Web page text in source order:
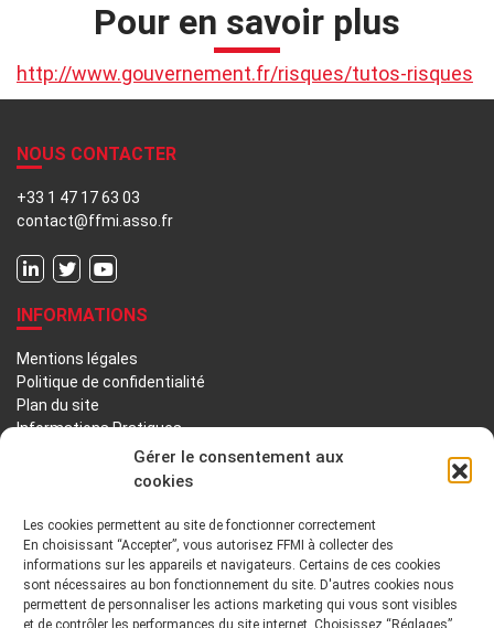
Gérer le consentement aux
cookies
Les cookies permettent au site de fonctionner correctement
En choisissant “Accepter”, vous autorisez FFMI à collecter des
informations sur les appareils et navigateurs. Certains de ces cookies
sont nécessaires au bon fonctionnement du site. D'autres cookies nous
permettent de personnaliser les actions marketing qui vous sont visibles
et de contrôler les performances du site internet. Choisissez “Réglages”
Pour en savoir plus
http://www.gouvernement.fr/risques/tutos-risques
NOUS CONTACTER
+33 1 47 17 63 03
contact@ffmi.asso.fr
INFORMATIONS
Mentions légales
Politique de confidentialité
Plan du site
Informations Pratiques
PRÉSENTATION NOTRE HISTOIRE
DÉONTOLOGIE PRINCIPES ORIENTATIONS